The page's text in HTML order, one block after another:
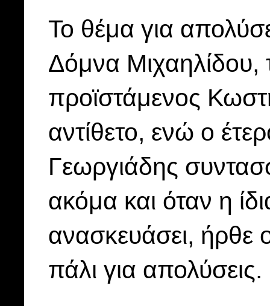
Το θέμα για
Δόμνα Μιχαηλίδου,
προϊστάμενος
αντίθετο, ενώ ο
Γεωργιάδης
ακόμα και όταν η
ανασκευάσει, ήρθε
πάλι για απολύσεις.